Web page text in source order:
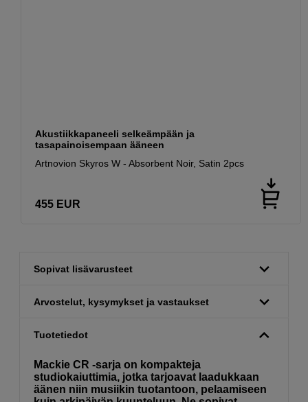
Akustiikkapaneeli selkeämpään ja
tasapainoisempaan ääneen
Artnovion Skyros W - Absorbent Noir, Satin 2pcs
455 EUR
Sopivat lisävarusteet
Arvostelut, kysymykset ja vastaukset
Tuotetiedot
Mackie CR -sarja on kompakteja
studiokaiuttimia, jotka tarjoavat laadukkaan
äänen niin musiikin tuotantoon, pelaamiseen